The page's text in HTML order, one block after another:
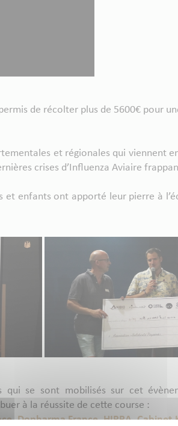
de récolter plus de 5600€ pour
et régionales qui viennent
crises d’Influenza Aviaire
enfants ont apporté leur pierre à
qui se sont mobilisés sur cet
à la réussite de cette course :
,Dopharma France,HIPRA,Cabinet